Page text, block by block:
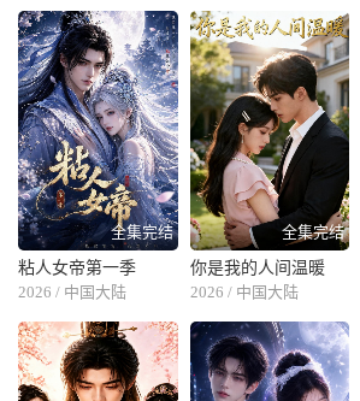
全集完结
粘人女帝第一季
2026 / 中国大陆
全集完结
你是我的人间温暖
2026 / 中国大陆